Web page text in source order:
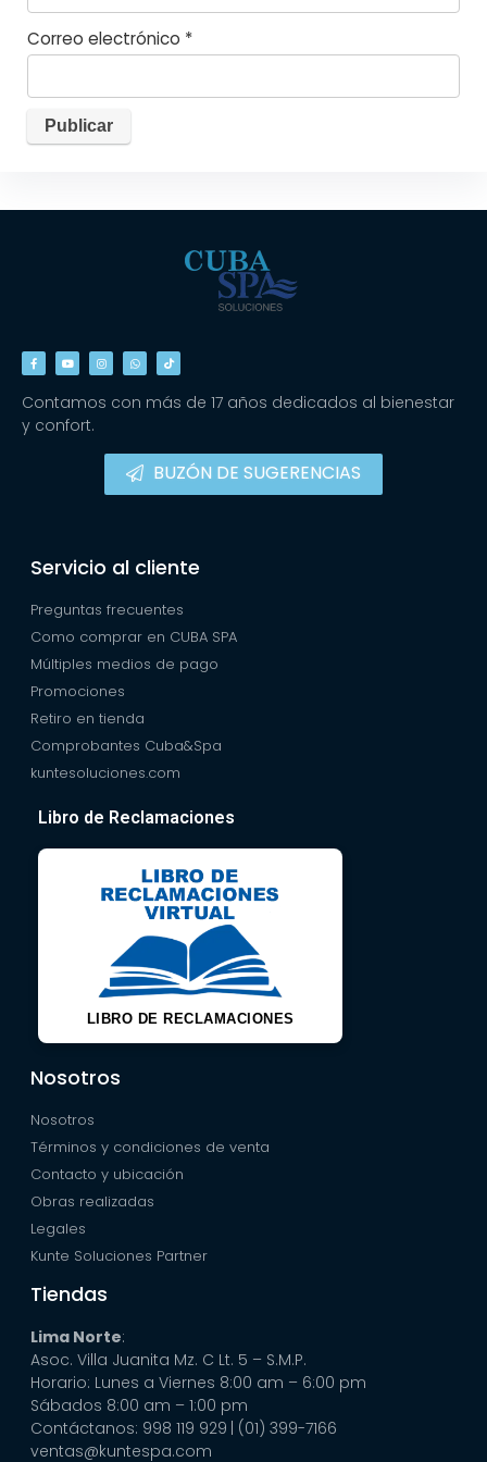
Correo electrónico *
Contamos con más de 17 años dedicados al bienestar
y confort.
BUZÓN DE SUGERENCIAS
Servicio al cliente
Preguntas frecuentes
Como comprar en CUBA SPA
Múltiples medios de pago
Promociones
Retiro en tienda
Comprobantes Cuba&Spa
kuntesoluciones.com
Libro de Reclamaciones
LIBRO DE RECLAMACIONES
Nosotros
Nosotros
Términos y condiciones de venta
Contacto y ubicación
Obras realizadas
Legales
Kunte Soluciones Partner
Tiendas
Lima Norte:
Asoc. Villa Juanita Mz. C Lt. 5 – S.M.P.
Horario: Lunes a Viernes 8:00 am – 6:00 pm
Sábados 8:00 am – 1:00 pm
Contáctanos: 998 119 929 | (01) 399-7166
ventas@kuntespa.com